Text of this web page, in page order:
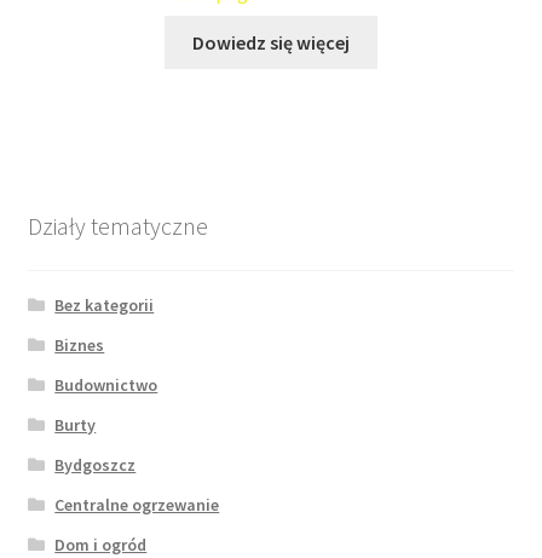
Dowiedz się więcej
Działy tematyczne
Bez kategorii
Biznes
Budownictwo
Burty
Bydgoszcz
Centralne ogrzewanie
Dom i ogród